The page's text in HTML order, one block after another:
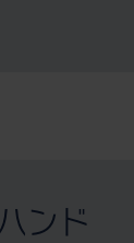
ンド